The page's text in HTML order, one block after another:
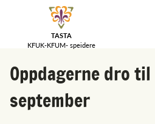
TASTA
KFUK-KFUM- speidere
Oppdagerne dro
september